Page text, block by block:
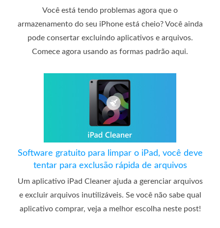
Você está tendo problemas agora que o
armazenamento do seu iPhone está cheio? Você ainda
pode consertar excluindo aplicativos e arquivos.
Comece agora usando as formas padrão aqui.
Software gratuito para limpar o iPad, você deve
tentar para exclusão rápida de arquivos
Um aplicativo iPad Cleaner ajuda a gerenciar arquivos
e excluir arquivos inutilizáveis. Se você não sabe qual
aplicativo comprar, veja a melhor escolha neste post!